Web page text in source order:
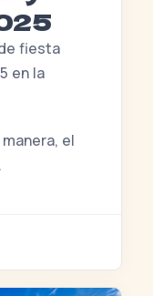
fiesta
en la
el